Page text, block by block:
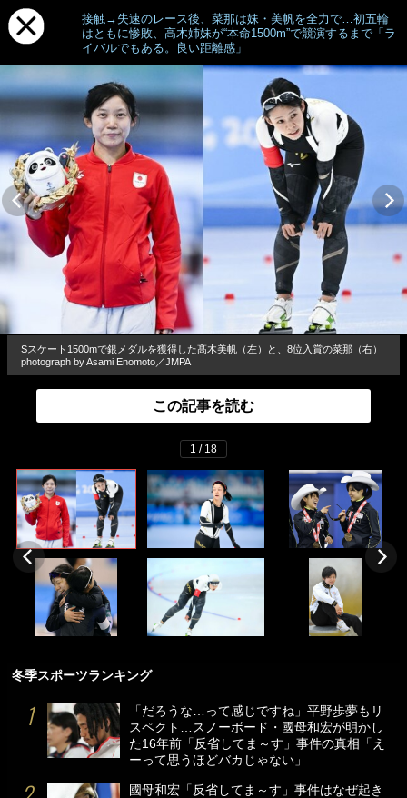
接触→失速のレース後、菜那は妹・美帆を全力で…初五輪
はともに惨敗、高木姉妹が“本命1500m”で競演するまで「ラ
イバルでもある。良い距離感」
Sスケート1500mで銀メダルを獲得した髙木美帆（左）と、8位入賞の菜那（右）
photograph by Asami Enomoto／JMPA
この記事を読む
1 / 18
冬季スポーツランキング
「だろうな…って感じですね」平野歩夢もリ
スペクト…スノーボード・國母和宏が明かし
た16年前「反省してま～す」事件の真相「え
ーって思うほどバカじゃない」
國母和宏「反省してま～す」事件はなぜ起き